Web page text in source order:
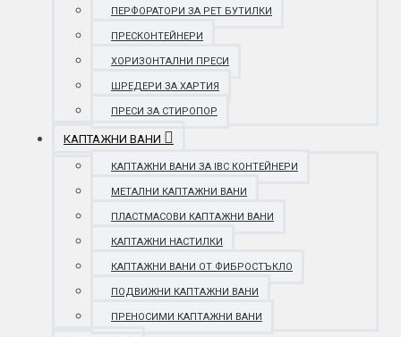
ПЕРФОРАТОРИ ЗА PET БУТИЛКИ
ПРЕСКОНТЕЙНЕРИ
ХОРИЗОНТАЛНИ ПРЕСИ
ШРЕДЕРИ ЗА ХАРТИЯ
ПРЕСИ ЗА СТИРОПОР
КАПТАЖНИ ВАНИ
КАПТАЖНИ ВАНИ ЗА IBC КОНТЕЙНЕРИ
МЕТАЛНИ КАПТАЖНИ ВАНИ
ПЛАСТМАСОВИ КАПТАЖНИ ВАНИ
КАПТАЖНИ НАСТИЛКИ
КАПТАЖНИ ВАНИ ОТ ФИБРОСТЪКЛО
ПОДВИЖНИ КАПТАЖНИ ВАНИ
ПРЕНОСИМИ КАПТАЖНИ ВАНИ